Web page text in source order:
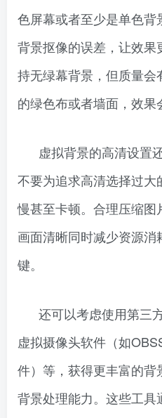
色屏幕或者至少是单色
背景抠像的误差，让效
持无绿幕背景，但质量
的绿色布或者墙面，效果
虚拟背景的高清设置
不要为追求高清选择过
慢甚至卡顿。合理压缩
画面清晰同时减少资源
键。
还可以考虑使用第三
虚拟摄像头软件（如
件）等，获得更丰富的
背景处理能力。这些工